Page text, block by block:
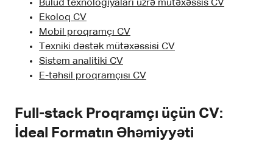
Bulud texnologiyaları üzrə mütəxəssis CV
Ekoloq CV
Mobil proqramçı CV
Texniki dəstək mütəxəssisi CV
Sistem analitiki CV
E-təhsil proqramçısı CV
Full-stack Proqramçı üçün CV:
İdeal Formatın Əhəmiyyəti